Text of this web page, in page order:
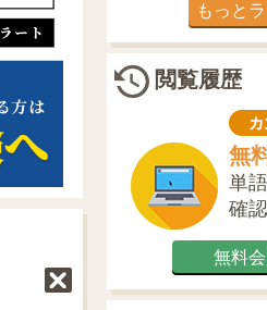
もっと
閲覧履歴
無
単
確
無料